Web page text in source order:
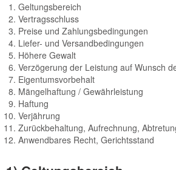
Geltungsbereich
Vertragsschluss
Preise und Zahlungsbedingungen
Liefer- und Versandbedingungen
Höhere Gewalt
Verzögerung der Leistung auf Wunsch
Eigentumsvorbehalt
Mängelhaftung / Gewährleistung
Haftung
Verjährung
Zurückbehaltung, Aufrechnung,
Anwendbares Recht, Gerichtsstand